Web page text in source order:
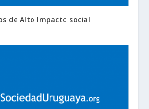
de Alto Impacto social